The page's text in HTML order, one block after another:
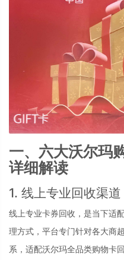
一、六大沃尔玛
详细解读
1. 线上专业回收渠道
线上专业卡券回收，是当下适
理方式，平台专门针对各大商
系，适配沃尔玛全品类购物卡回